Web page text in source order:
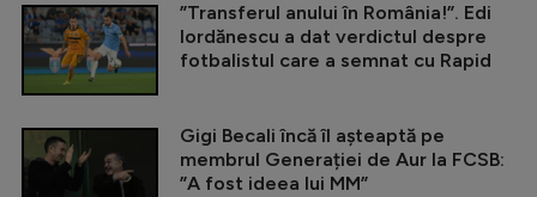
”Transferul anului în România!”. Edi
Iordănescu a dat verdictul despre
fotbalistul care a semnat cu Rapid
Gigi Becali încă îl așteaptă pe
membrul Generației de Aur la FCSB:
”A fost ideea lui MM”